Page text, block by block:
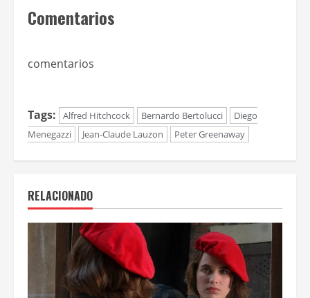
Comentarios
comentarios
Tags: Alfred Hitchcock Bernardo Bertolucci
Diego
Menegazzi
Jean-Claude Lauzon Peter Greenaway
RELACIONADO